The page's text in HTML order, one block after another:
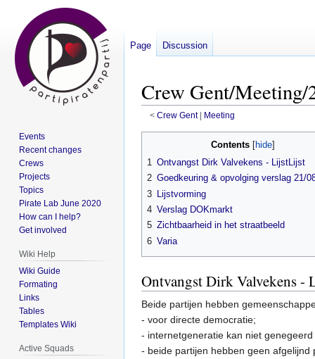
Crew Gent/Meeting/
< Crew Gent‎ | Meeting
Contents
1 Ontvangst Dirk Valvekens - LijstLijst
2 Goedkeuring & opvolging verslag 21/
3
Lijstvorming
4 Verslag DOKmarkt
5 Zichtbaarheid in het straatbeeld
6 Varia
Ontvangst Dirk Valvekens -
Beide partijen hebben
- voor directe democratie;
- internetgeneratie kan niet
- beide partijen hebben geen
Page Discussion
Events
Recent changes
Crews
Projects
Topics
Pirate Lab June 2020
How can I help?
Get involved
Wiki Help
Wiki Guide
Formating
Links
Tables
Templates Wiki
Active Squads